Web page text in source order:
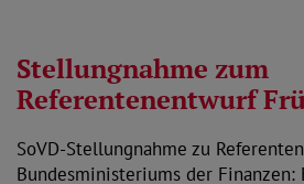
Stellungnahme zum
Referentenentwurf
SoVD-Stellungnahme zu
Bundesministeriums der Finanzen: